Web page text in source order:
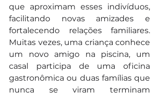
que aproximam esses indivíduos,
facilitando novas amizades e
fortalecendo relações familiares.
Muitas vezes, uma criança conhece
um novo amigo na piscina, um
casal participa de uma oficina
gastronômica ou duas famílias que
nunca se viram terminam